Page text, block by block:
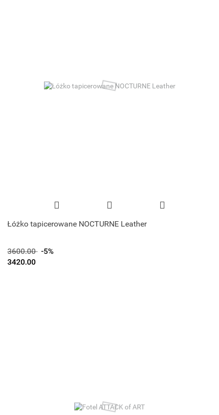
Łóżko tapicerowane NOCTURNE Leather
3600.00 -5%
3420.00